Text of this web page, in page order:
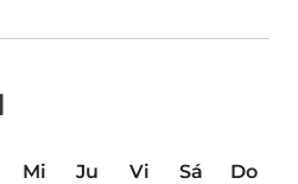
Mi Ju Vi Sá
Do